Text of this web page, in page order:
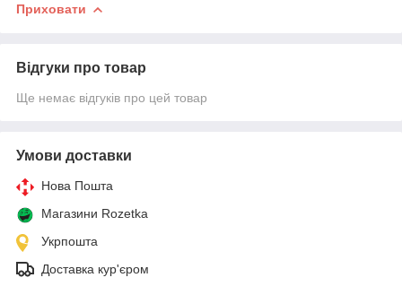
Приховати
Відгуки про товар
Ще немає відгуків про цей товар
Умови доставки
Нова Пошта
Магазини Rozetka
Укрпошта
Доставка кур'єром